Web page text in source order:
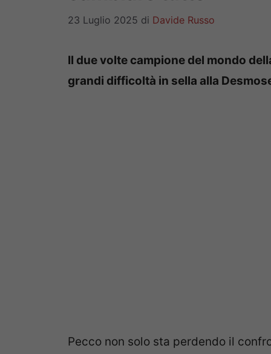
23 Luglio 2025 di Davide Russo
Il due volte campione del mondo
grandi difficoltà in sella alla
Pecco non solo sta perdendo il